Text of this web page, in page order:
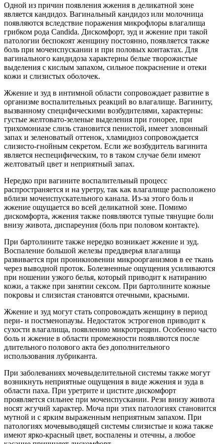
Одной из причин появления жжения в деликатной зоне
является кандидоз. Вагинальный кандидоз или молочница
появляются вследствие поражения микрофлоры влагалища
грибком рода Candida. Дискомфорт, зуд и жжение при такой
патологии беспокоят женщину постоянно, появляется также
боль при мочеиспускании и при половых контактах. Для
вагинального кандидоза характерны белые творожистые
выделения с кислым запахом, сильное покраснение и отеки
кожи и слизистых оболочек.
Жжение и зуд в интимной области сопровождает развитие в
организме воспалительных реакций во влагалище. Вагиниту,
вызванному специфическими возбудителями, характерны:
густые желтовато-зеленые выделения при гонорее, при
трихомониазе слизь становится пенистой, имеет зловонный
запах и зеленоватый оттенок, хламидиоз сопровождается
слизисто-гнойным секретом. Если же возбудитель вагинита
является неспецифическим, то в таком случае бели имеют
желтоватый цвет и неприятный запах.
Нередко при вагините воспалительный процесс
распространяется и на уретру, так как влагалище расположено
вблизи мочеиспускательного канала. Из-за этого боль и
жжение ощущается во всей деликатной зоне. Помимо
дискомфорта, жжения также появляются тупые тянущие боли
внизу живота, диспареуния (боль при половом контакте).
При бартолините также нередко возникает жжение и зуд.
Воспаление большой железы преддверья влагалища
развивается при проникновении микроорганизмов в ее ткань
через выводной проток. Болезненные ощущения усиливаются
при ношении узкого белья, который приводит к натиранию
кожи, а также при занятии сексом. При бартолините кожные
покровы и слизистая становятся отечными, красными.
Жжение и зуд могут стать сопровождать женщину в период
пери- и постменопаузы. Недостаток эстрогенов приводит к
сухости влагалища, появлению микротрещин. Особенно часто
боль и жжение в области промежности появляются после
длительного полового акта без дополнительного
использования лубриканта.
При заболеваниях мочевыделительной системы также могут
возникнуть неприятные ощущения в виде жжения и зуда в
области паха. При уретрите и цистите дискомфорт
проявляется сильнее при мочеиспускании. Рези внизу живота
носят жгучий характер. Моча при этих патологиях становится
мутной и с ярким выраженным неприятным запахом. При
патологиях мочевыводящей системы слизистые и кожа также
имеют ярко-красный цвет, воспалены и отечны, а любое